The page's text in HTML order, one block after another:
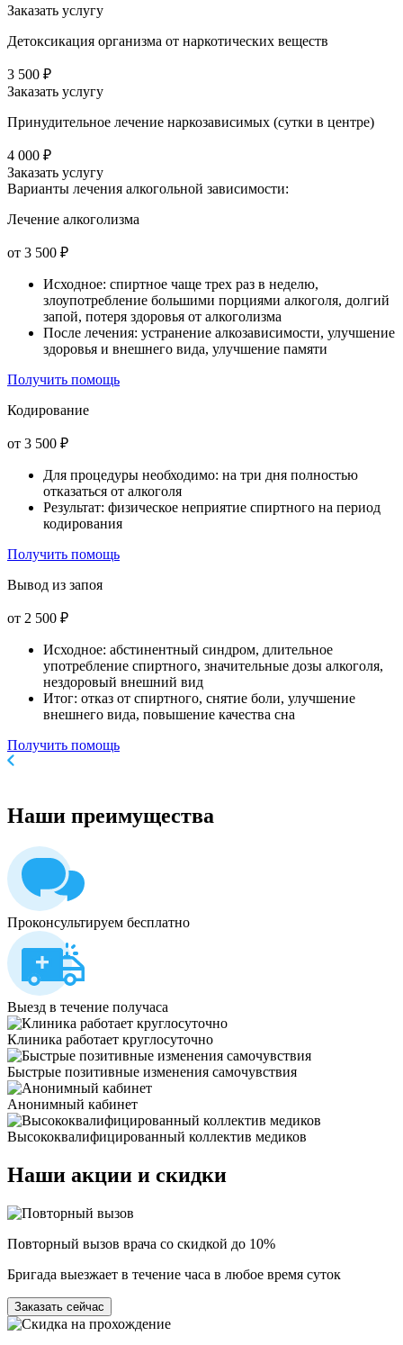
Заказать услугу
Детоксикация организма от наркотических веществ
3 500 ₽
Заказать услугу
Принудительное лечение наркозависимых (сутки в центре)
4 000 ₽
Заказать услугу
Варианты лечения алкогольной зависимости:
Лечение алкоголизма
от 3 500 ₽
Исходное: спиртное чаще трех раз в неделю,
злоупотребление большими порциями алкоголя, долгий
запой, потеря здоровья от алкоголизма
После лечения: устранение алкозависимости, улучшение
здоровья и внешнего вида, улучшение памяти
Получить помощь
Кодирование
от 3 500 ₽
Для процедуры необходимо: на три дня полностью
отказаться от алкоголя
Результат: физическое неприятие спиртного на период
кодирования
Получить помощь
Вывод из запоя
от 2 500 ₽
Исходное: абстинентный синдром, длительное
употребление спиртного, значительные дозы алкоголя,
нездоровый внешний вид
Итог: отказ от спиртного, снятие боли, улучшение
внешнего вида, повышение качества сна
Получить помощь
Наши преимущества
Проконсультируем бесплатно
Выезд в течение получаса
Клиника работает круглосуточно
Быстрые позитивные изменения самочувствия
Анонимный кабинет
Высококвалифицированный коллектив медиков
Наши акции и скидки
Повторный вызов врача со скидкой до 10%
Бригада выезжает в течение часа в любое время суток
Заказать сейчас